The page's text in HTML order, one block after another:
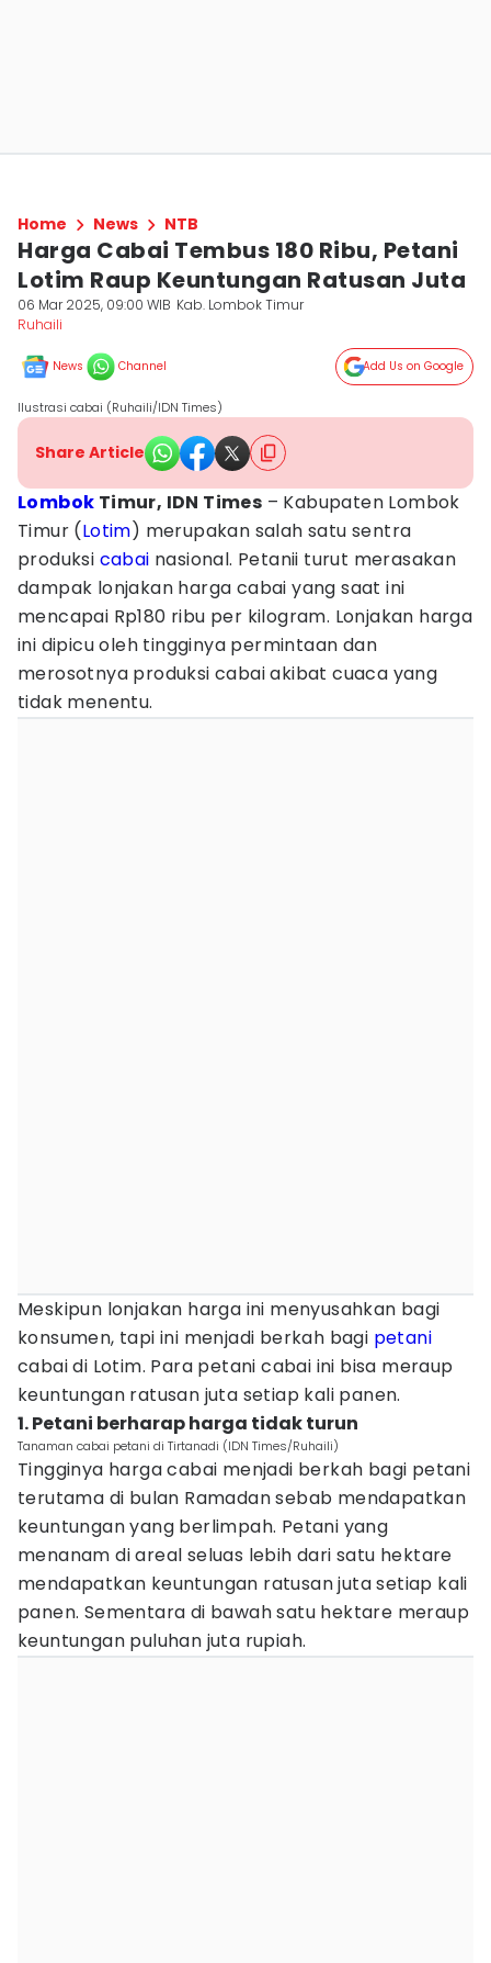
Home News NTB
Harga Cabai Tembus 180 Ribu, Petani
Lotim Raup Keuntungan Ratusan Juta
06 Mar 2025, 09:00 WIB Kab. Lombok Timur
Ruhaili
News Channel Add Us on Google
Ilustrasi cabai (Ruhaili/IDN Times)
Share Article
Lombok Timur, IDN Times – Kabupaten Lombok
Timur (Lotim) merupakan salah satu sentra
produksi cabai nasional. Petanii turut merasakan
dampak lonjakan harga cabai yang saat ini
mencapai Rp180 ribu per kilogram. Lonjakan harga
ini dipicu oleh tingginya permintaan dan
merosotnya produksi cabai akibat cuaca yang
tidak menentu.
Meskipun lonjakan harga ini menyusahkan bagi
konsumen, tapi ini menjadi berkah bagi petani
cabai di Lotim. Para petani cabai ini bisa meraup
keuntungan ratusan juta setiap kali panen.
1. Petani berharap harga tidak turun
Tanaman cabai petani di Tirtanadi (IDN Times/Ruhaili)
Tingginya harga cabai menjadi berkah bagi petani
terutama di bulan Ramadan sebab mendapatkan
keuntungan yang berlimpah. Petani yang
menanam di areal seluas lebih dari satu hektare
mendapatkan keuntungan ratusan juta setiap kali
panen. Sementara di bawah satu hektare meraup
keuntungan puluhan juta rupiah.